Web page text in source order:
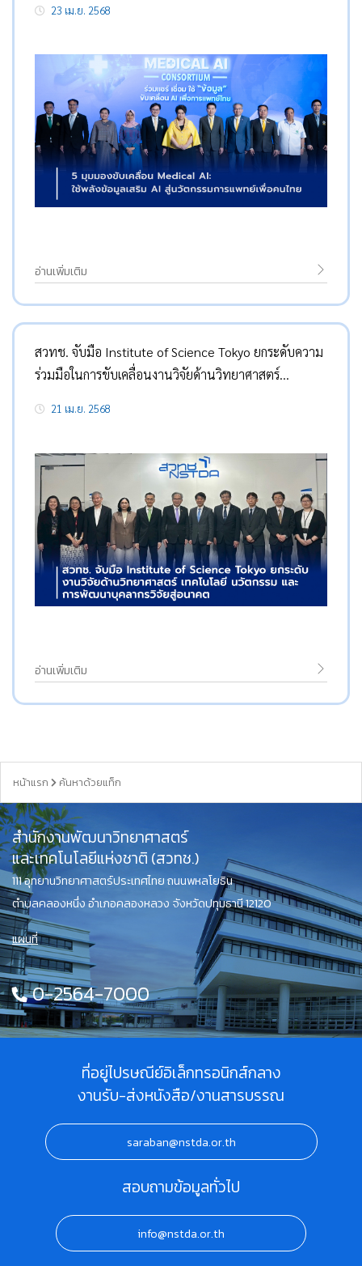
23 เม.ย. 2568
อ่านเพิ่มเติม
สวทช. จับมือ Institute of Science Tokyo ยกระดับความ
ร่วมมือในการขับเคลื่อนงานวิจัยด้านวิทยาศาสตร์
21 เม.ย. 2568
อ่านเพิ่มเติม
หน้าแรก ค้นหาด้วยแท็ก
สำนักงานพัฒนาวิทยาศาสตร์
และเทคโนโลยีแห่งชาติ (สวทช.)
111 อุทยานวิทยาศาสตร์ประเทศไทย ถนนพหลโยธิน
ตำบลคลองหนึ่ง อำเภอคลองหลวง จังหวัดปทุมธานี 12120
แผนที่
0-2564-7000
ที่อยู่ไปรษณีย์อิเล็กทรอนิกส์กลาง
งานรับ-ส่งหนังสือ/งานสารบรรณ
saraban@nstda.or.th
สอบถามข้อมูลทั่วไป
info@nstda.or.th